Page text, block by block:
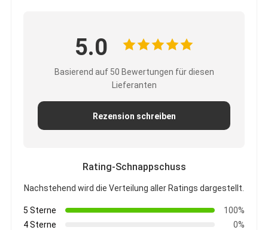
5.0
Basierend auf 50 Bewertungen für diesen
Lieferanten
Rezension schreiben
Rating-Schnappschuss
Nachstehend wird die Verteilung aller Ratings dargestellt.
5 Sterne
100%
4 Sterne
0%